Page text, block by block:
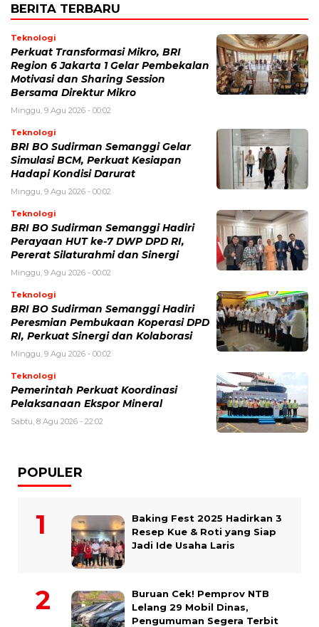
BERITA TERBARU
Teknologi
Perkuat Transformasi Mikro, BRI
Region 6 Jakarta 1 Gelar Pembekalan
Motivasi dan Sharing Session
Bersama Direktur Mikro
Minggu, 9 Agu 2026 - 00:02
Teknologi
BRI BO Sudirman Semanggi Gelar
Simulasi BCM, Perkuat Kesiapan
Hadapi Kondisi Darurat
Minggu, 9 Agu 2026 - 00:02
Teknologi
BRI BO Sudirman Semanggi Hadiri
Perayaan HUT ke-7 DWP DPD RI,
Pererat Silaturahmi dan Sinergi
Minggu, 9 Agu 2026 - 00:02
Teknologi
BRI BO Sudirman Semanggi Hadiri
Peresmian Pembukaan Koperasi DPD
RI, Perkuat Sinergi dan Kolaborasi
Minggu, 9 Agu 2026 - 00:02
Teknologi
Pemerintah Perkuat Koordinasi
Pelaksanaan Ekspor Mineral
Sabtu, 8 Agu 2026 - 22:02
POPULER
Baking Fest 2025 Hadirkan 3
Resep Kue & Roti yang Siap
Jadi Ide Usaha Laris
Buruan Cek! Pemprov NTB
Lelang 29 Mobil Dinas,
Pengumuman Segera Terbit